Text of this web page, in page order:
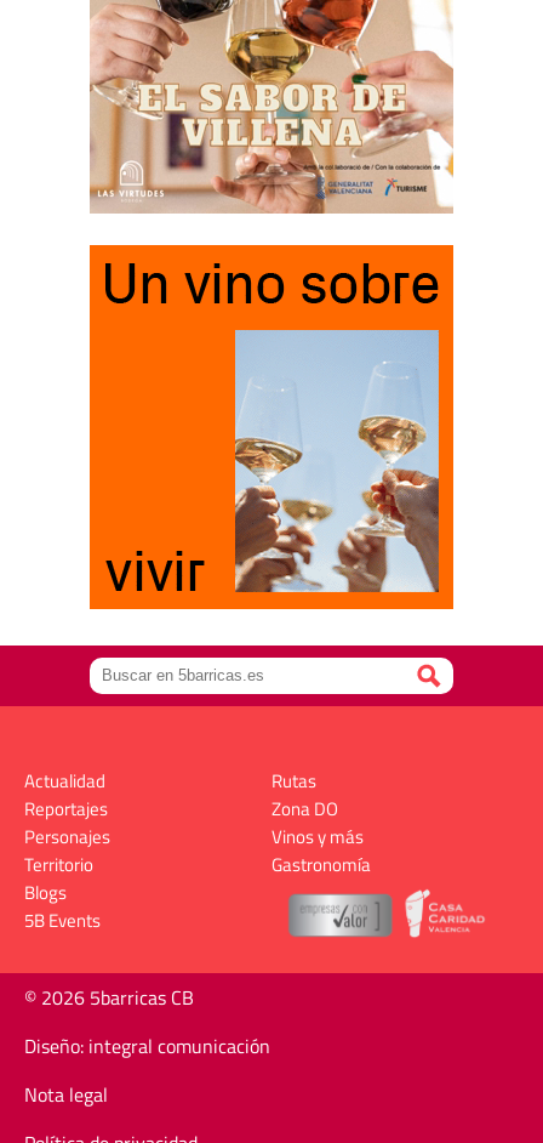
Actualidad
Reportajes
Personajes
Territorio
Rutas
Zona DO
Vinos y más
Gastronomía
Blogs
5B Events
© 2026 5barricas CB
Diseño: integral comunicación
Nota legal